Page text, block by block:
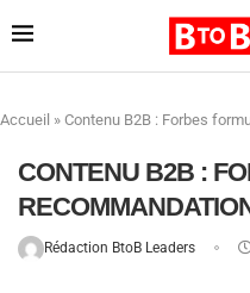
Accueil » Contenu B2B : Forbes
CONTENU B2B :
Rédaction BtoB Leaders